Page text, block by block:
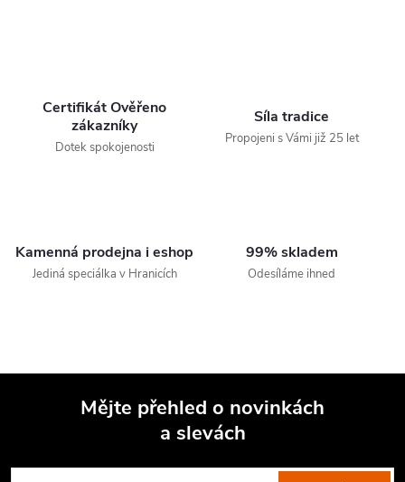
Certifikát Ověřeno
zákazníky
Dotek spokojenosti
Síla tradice
Propojeni s Vámi již 25 let
Kamenná prodejna i eshop
Jediná speciálka v Hranicích
99% skladem
Odesíláme ihned
Mějte přehled o novinkách
a slevách